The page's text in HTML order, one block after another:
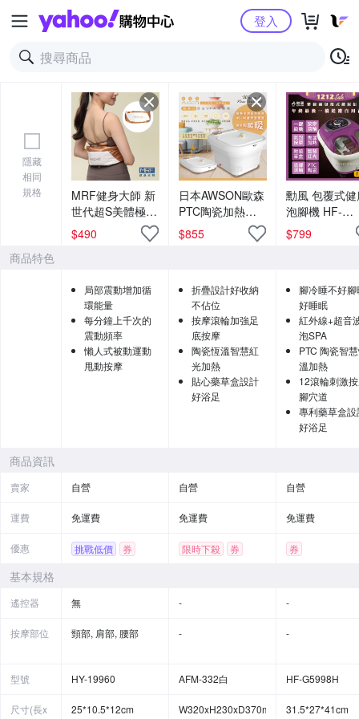
Yahoo購物中心登入
隱藏
相同
規格
MRF健身大師 新
世代超S美體極速
甩動按摩機
$490
日本AWSON歐森
PTC陶瓷加熱摺
疊泡腳機/恆溫足
浴機 AFM-332 紅
$855
勳風 包覆式
泡腳機 HF-
G5998H 氣泡
輪/草藥盒-紫
$799
商品特色
局部震動增加循
環能量
每分鐘上千次的
震動頻率
懶人式被動運動
甩動按摩
折疊設計好收納
不佔位
按摩滾輪加強足
底按摩
陶瓷恆溫智慧紅
光加熱
貼心藥草盒設計
好浴足
腳冷睡不好腳
好睡眠
紅外線+超音
泡SPA
PTC 陶瓷智
溫加熱
12滾輪刺激
腳穴道
專利藥草盒設
好浴足
商品資訊
賣家 自營 自營 自營
運費 免運費 免運費 免運費
優惠 挑戰低價 券 限時下殺 券 券
基本規格
遙控器 無 - -
按摩部位 頸部, 肩部, 腰部 - -
型號 HY-19960 AFM-332白 HF-G5998H
尺寸(長x
25*10.5*12cm W320xH230xD370mm 31.5*27*41cm